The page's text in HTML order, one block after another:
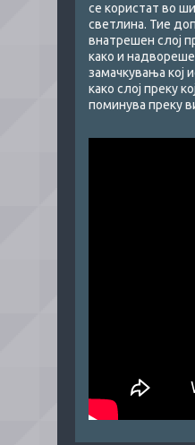
се користат во
светлина. Тие
внатрешен слој
како и
замачкувања кој
како слој преку
поминува преку